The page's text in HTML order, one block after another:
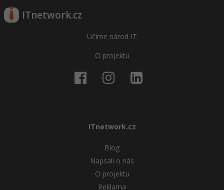
ITnetwork.cz
Učíme národ IT
O projektu
ITnetwork.cz
Blog
Napsali o nás
O projektu
Reklama